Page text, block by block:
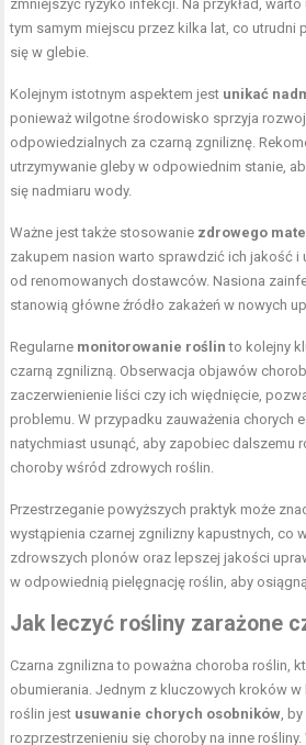
zmniejszyć ryzyko infekcji. Na przykład,
tym samym miejscu przez kilka lat, co utrudni
się w glebie.
Kolejnym istotnym aspektem jest unikać
ponieważ wilgotne środowisko sprzyja
odpowiedzialnych za czarną zgniliznę.
utrzymywanie gleby w odpowiednim stanie,
się nadmiaru wody.
Ważne jest także stosowanie zdrowego
zakupem nasion warto sprawdzić ich jakość i
od renomowanych dostawców. Nasiona
stanowią główne źródło zakażeń w nowych
Regularne monitorowanie roślin to kolejny
czarną zgnilizną. Obserwacja objawów
zaczerwienienie liści czy ich więdnięcie,
problemu. W przypadku zauważenia chorych
natychmiast usunąć, aby zapobiec dalszemu
choroby wśród zdrowych roślin.
Przestrzeganie powyższych praktyk może
wystąpienia czarnej zgnilizny kapustnych, co
zdrowszych plonów oraz lepszej jakości
w odpowiednią pielęgnację roślin, aby
Jak leczyć rośliny zarażone
Czarna zgnilizna to poważna choroba roślin,
obumierania. Jednym z kluczowych kroków
roślin jest usuwanie chorych osobników,
rozprzestrzenieniu się choroby na inne rośliny.